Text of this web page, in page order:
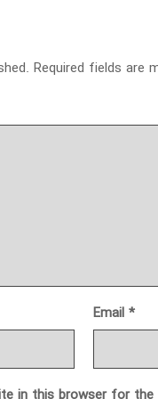
Required fields are
Email *